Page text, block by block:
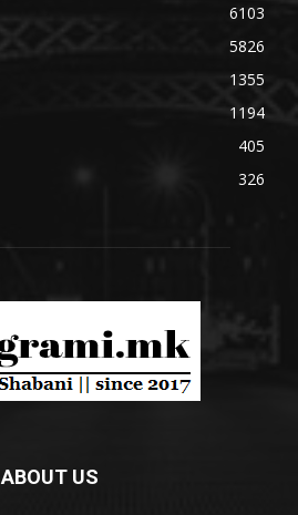
6103
5826
1355
1194
405
326
ABOUT US